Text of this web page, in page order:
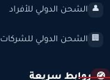
👤 الشحن الدولي للأفراد
🏢 الشحن الدولي للشركات
🧭 روابط سريعة